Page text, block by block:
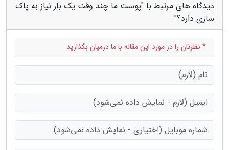
دیدگاه های مرتبط با "پوست ما چند وقت یک بار نیاز به پاک
سازی دارد؟"
* نظرتان را در مورد این مقاله با ما درمیان بگذارید